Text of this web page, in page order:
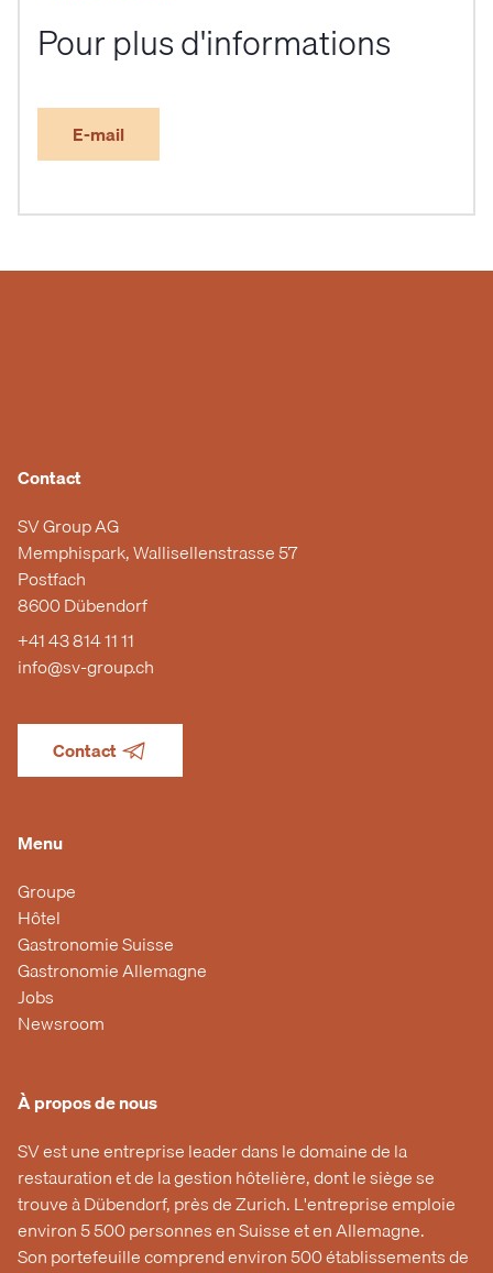
Pour plus d'informations
E-mail
Contact
SV Group AG
Memphispark, Wallisellenstrasse 57
Postfach
8600 Dübendorf
+41 43 814 11 11
info@sv-group.ch
Contact
Menu
Groupe
Hôtel
Gastronomie Suisse
Gastronomie Allemagne
Jobs
Newsroom
À propos de nous
SV est une entreprise leader dans le domaine de la
restauration et de la gestion hôtelière, dont le siège se
trouve à Dübendorf, près de Zurich. L'entreprise emploie
environ 5 500 personnes en Suisse et en Allemagne.
Son portefeuille comprend environ 500 établissements de